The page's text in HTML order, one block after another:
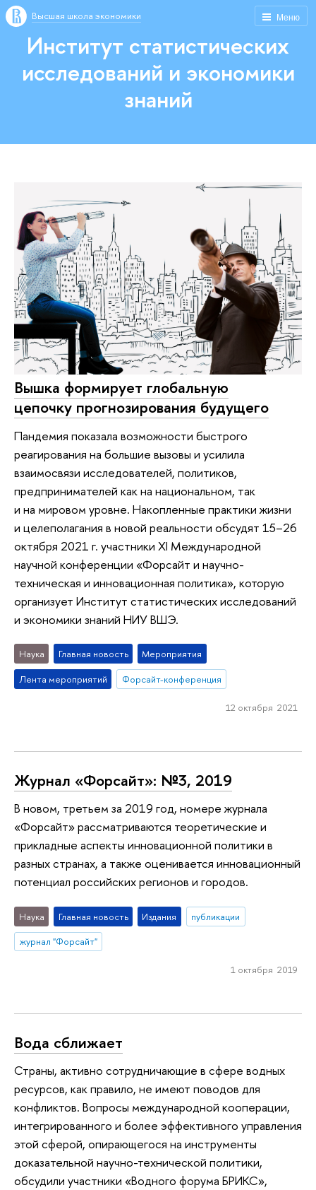
Меню
Высшая школа экономики
Институт статистических
исследований и экономики
знаний
Вышка формирует глобальную
цепочку прогнозирования будущего
Пандемия показала возможности быстрого
реагирования на большие вызовы и усилила
взаимосвязи исследователей, политиков,
предпринимателей как на национальном, так
и на мировом уровне. Накопленные практики жизни
и целеполагания в новой реальности обсудят 15–26
октября 2021 г. участники XI Международной
научной конференции «Форсайт и научно-
техническая и инновационная политика», которую
организует Институт статистических исследований
и экономики знаний НИУ ВШЭ.
Наука Главная новость
Мероприятия
Лента мероприятий
Форсайт-конференция
12 октября 2021
Журнал «Форсайт»: №3, 2019
В новом, третьем за 2019 год, номере журнала
«Форсайт» рассматриваются теоретические и
прикладные аспекты инновационной политики в
разных странах, а также оценивается инновационный
потенциал российских регионов и городов.
Наука Главная новость Издания
публикации
журнал "Форсайт"
1 октября 2019
Вода сближает
Страны, активно сотрудничающие в сфере водных
ресурсов, как правило, не имеют поводов для
конфликтов. Вопросы международной кооперации,
интегрированного и более эффективного управления
этой сферой, опирающегося на инструменты
доказательной научно-технической политики,
обсудили участники «Водного форума БРИКС»,